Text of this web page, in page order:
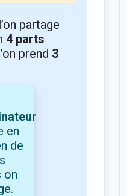
partage
4 parts
prend 3
en
de
on